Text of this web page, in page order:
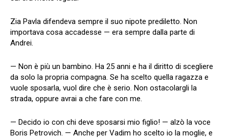
Zia Pavla difendeva sempre il suo nipote prediletto. Non
importava cosa accadesse — era sempre dalla parte di
Andrei.
— Non è più un bambino. Ha 25 anni e ha il diritto di scegliere
da solo la propria compagna. Se ha scelto quella ragazza e
vuole sposarla, vuol dire che è serio. Non ostacolargli la
strada, oppure avrai a che fare con me.
— Decido io con chi deve sposarsi mio figlio! — alzò la voce
Boris Petrovich. — Anche per Vadim ho scelto io la moglie, e